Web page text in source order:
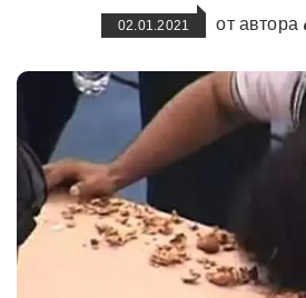
02.01.2021 от автора